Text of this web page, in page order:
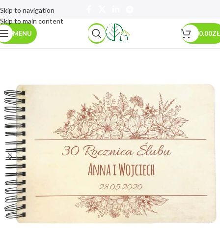
Skip to navigation
Skip to main content
MENU 0.00ZŁ